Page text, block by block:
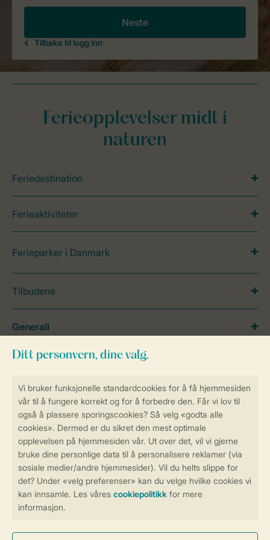
Sikker og rask online booking
Sikker datahåndtering
Sikker betaling
Ferieopplevelser midt i
naturen
Feriedestination
Ferieaktiviteter
Ferieparker i Danmark
Tilbudene
Generall
Service
Betalingsmuligheder